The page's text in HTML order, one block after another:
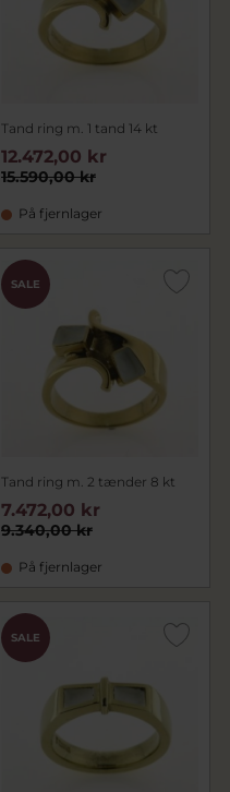
Tand ring m. 1 tand 14 kt
15.590,00 kr
12.472,00 kr
På fjernlager
SALE
Tand ring m. 2 tænder 8 kt
9.340,00 kr
7.472,00 kr
På fjernlager
SALE